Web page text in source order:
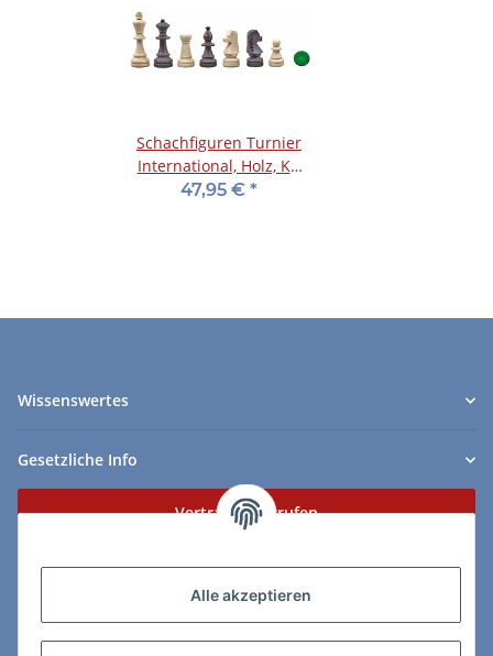
Alle akzeptieren
Schachfiguren Turnier
International, Holz, KH
95 mm, im Holzkasten
47,95 € *
Wissenswertes
Gesetzliche Info
Vertrag widerrufen